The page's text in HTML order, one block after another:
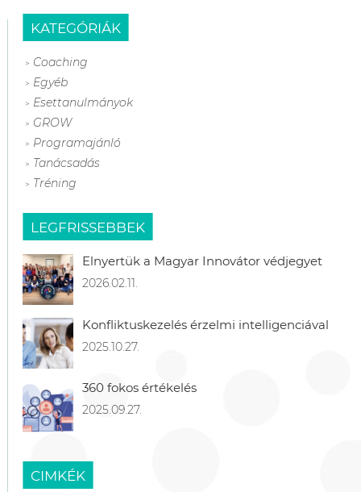
KATEGÓRIÁK
Coaching
Egyéb
Esettanulmányok
GROW
Programajánló
Tanácsadás
Tréning
LEGFRISSEBBEK
Elnyertük a Magyar Innovátor védjegyet
2026.02.11.
Konfliktuskezelés érzelmi intelligenciával
2025.10.27.
360 fokos értékelés
2025.09.27.
CIMKÉK